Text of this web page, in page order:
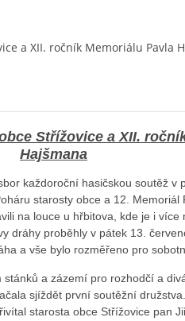
a XII. ročník Memoriálu Pavla
Střížovice a XII.
Hajšmana
každoroční hasičskou soutěž v
starosty obce a 12. Memoriál
na louce u hřbitova, kde je i
dráhy proběhly v pátek 13.
a vše bylo rozměřeno pro
a zázemí pro rozhodčí a
sjíždět první soutěžní
starosta obce Střížovice pan